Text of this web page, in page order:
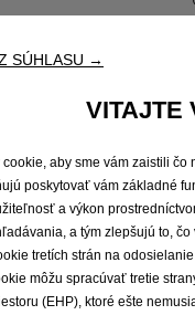
je vo vybraných
SÚHLASU →
VITAJTE
aby sme vám zaistili
poskytovať vám základné
a výkon
a tým zlepšujú to,
tretích strán na
môžu spracúvať tretie
(EHP), ktoré ešte